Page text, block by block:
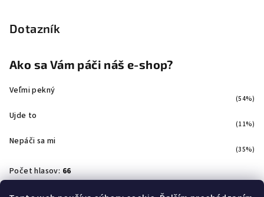
Dotazník
Ako sa Vám páči náš e-shop?
Veľmi pekný
(54%)
Ujde to
(11%)
Nepáči sa mi
(35%)
Počet hlasov: 66